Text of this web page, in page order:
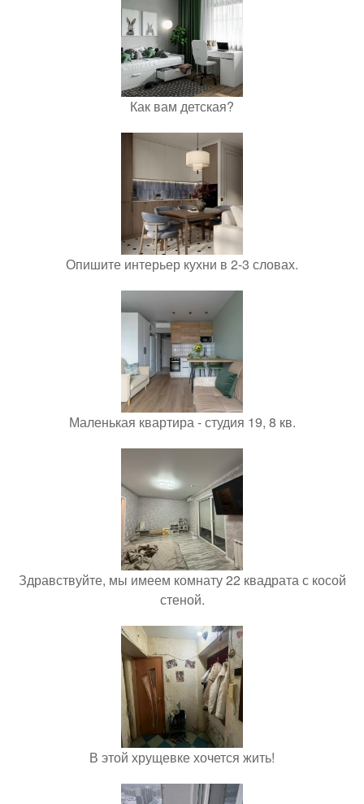
Как вам детская?
Опишите интерьер кухни в 2-3 словах.
Маленькая квартира - студия 19, 8 кв.
Здравствуйте, мы имеем комнату 22 квадрата с косой
стеной.
В этой хрущевке хочется жить!